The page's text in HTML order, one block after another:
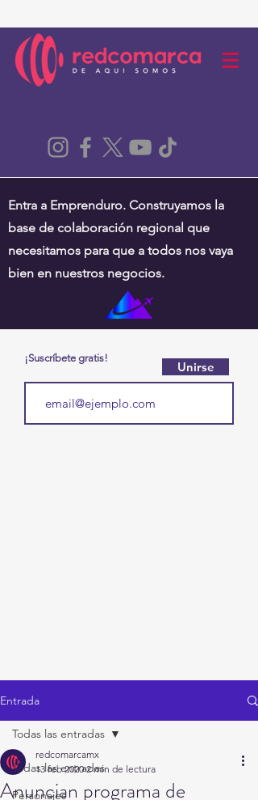
Entra a Emprenduro. Construyamos la
base de colaboración regional que
necesitamos para que a todos nos vaya
bien en nuestros negocios.
¡Suscríbete gratis!
Unirse
Entrada
Todas las entradas
Personajes
Todas las entradas
Anuncian programa de
redcomarcamx
13 feb 2020 2 min de lectura